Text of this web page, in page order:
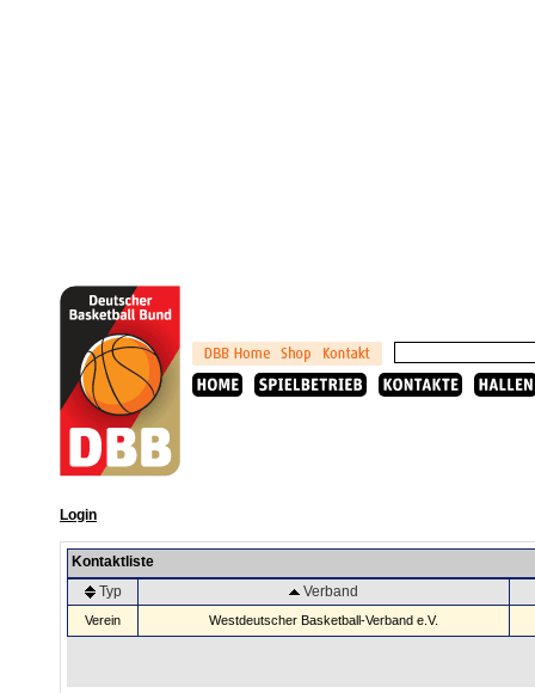
Login
Kontaktliste
Typ
Verband
Verein Westdeutscher Basketball-Verband e.V.